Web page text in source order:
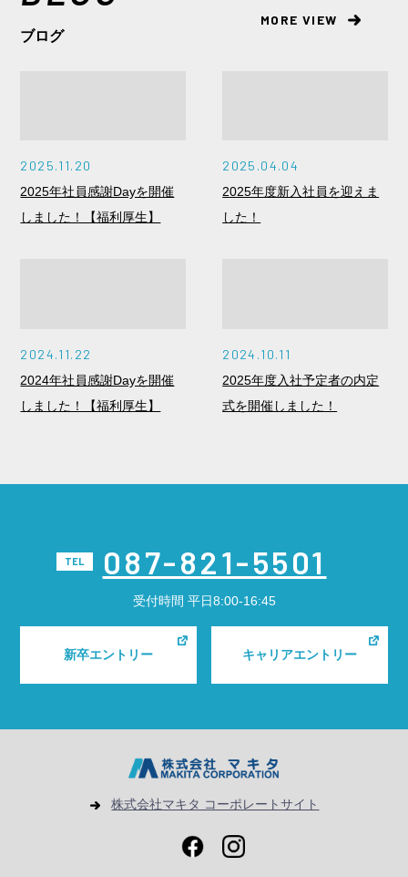
ブログ
MORE VIEW
2025.11.20
2025年社員感謝Dayを開催
しました！【福利厚生】
2025.04.04
2025年度新入社員を迎えま
した！
2024.11.22
2024年社員感謝Dayを開催
しました！【福利厚生】
2024.10.11
2025年度入社予定者の内定
式を開催しました！
TEL 087-821-5501
受付時間 平日8:00-16:45
新卒エントリー キャリアエントリー
株式会社マキタ コーポレートサイト